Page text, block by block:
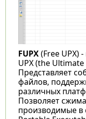
FUPX(Free UPX)
UPX (the
Представляет
файлов,
различных
Позволяет
производимые в